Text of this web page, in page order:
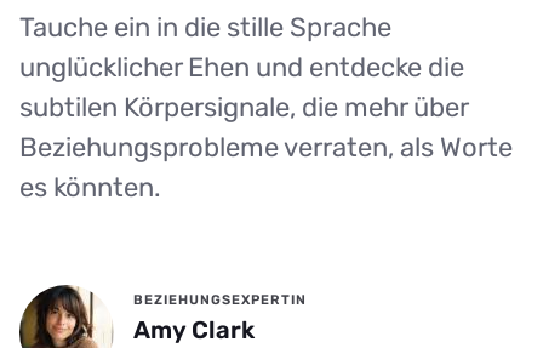
Tauche ein in die stille Sprache
unglücklicher Ehen und entdecke die
subtilen Körpersignale, die mehr über
Beziehungsprobleme verraten, als Worte
es könnten.
BEZIEHUNGSEXPERTIN
Amy Clark